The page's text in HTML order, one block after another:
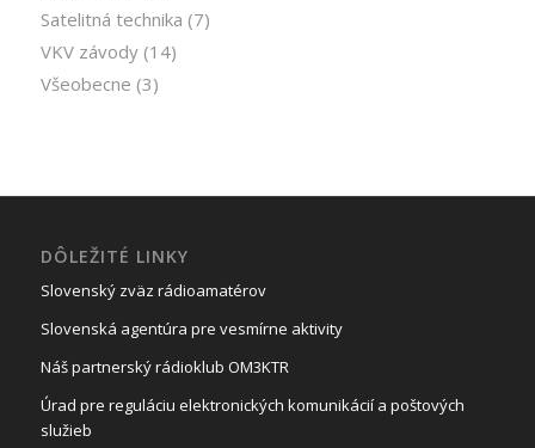
Satelitná technika (7)
VKV závody(14)
Všeobecne (3)
DÔLEŽITÉ LINKY
Slovenský zväz rádioamatérov
Slovenská agentúra pre vesmírne aktivity
Náš partnerský rádioklub OM3KTR
Úrad pre reguláciu elektronických komunikácií a poštových
služieb